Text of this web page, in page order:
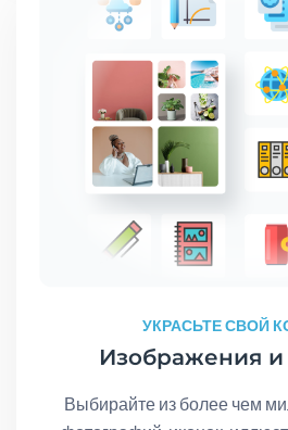
УКРАСЬТЕ СВОЙ
Изображения и
Выбирайте из более чем